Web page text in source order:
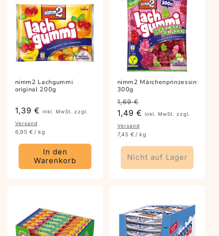
nimm2 Lachgummi
original 200g
Preis
1,39 € inkl. MwSt. zzgl.
Versand
6,95 € / kg
In den
Warenkorb
nimm2 Märchenprinzessin
300g
Preis
1,69 €
1,49 € inkl. MwSt. zzgl.
Versand
7,45 € / kg
Nicht auf Lager